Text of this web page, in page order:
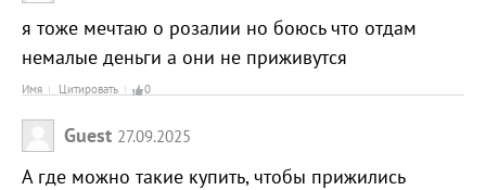
я тоже мечтаю о розалии но боюсь что отдам
немалые деньги а они не приживутся
Имя Цитировать 0
Guest 27.09.2025
А где можно такие купить, чтобы прижились